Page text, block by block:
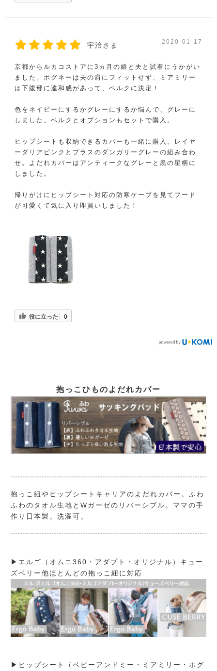
宇治さま 2020-01-17
京都からルカコストアに3ヵ月の娘と夫と試着にうかがい
ました。ポグネーは夫の肩にフィットせず、ミアミリー
は下腹部に違和感があって、ベルクに決定！
色をネイビーにするかグレーにするか悩んで、グレーに
しました。ベルクとオプションもセットで購入。
ヒップシートも収納できるカバーも一緒に購入。レイヤ
ーダリアピンクとプラスのダンガリーグレーの組み合わ
せ。よだれカバーはアンティークなグレーと黒の星柄に
しました。
帰りがけにヒップシート対応の防寒ケープを見てフード
が可愛くて気に入り即買いしました！
役に立った 0
抱っこひものよだれカバー
抱っこ紐やヒップシートキャリアのよだれカバー。ふわ
ふわのタオル生地とWガーゼのリバーシブル。ママの手
作り日本製。洗濯可。
▶エルゴ（オムニ360・アダプト・オリジナル）キュー
ズベリー他ほとんどの抱っこ紐に対応
▶ヒップシート（ベビーアンドミー・ミアミリー・ポグ